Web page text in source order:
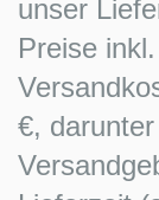
unser
Preise
€,